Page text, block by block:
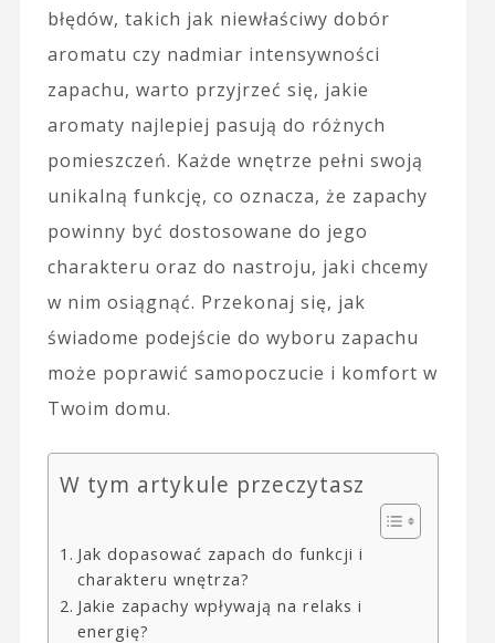
błędów, takich jak niewłaściwy dobór
aromatu czy nadmiar intensywności
zapachu, warto przyjrzeć się, jakie
aromaty najlepiej pasują do różnych
pomieszczeń. Każde wnętrze pełni swoją
unikalną funkcję, co oznacza, że zapachy
powinny być dostosowane do jego
charakteru oraz do nastroju, jaki chcemy
w nim osiągnąć. Przekonaj się, jak
świadome podejście do wyboru zapachu
może poprawić samopoczucie i komfort w
Twoim domu.
W tym artykule przeczytasz
Jak dopasować zapach do funkcji i
charakteru wnętrza?
Jakie zapachy wpływają na relaks i
energię?